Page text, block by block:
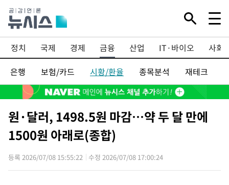
정치 국제 경제 금융 산업 IT·바이오
사회
은행
보험/카드 시황/환율 종목분석 재테크
원·달러, 1498.5원 마감…약 두 달 만에
1500원 아래로(종합)
등록 2026/07/08 15:55:22 수정 2026/07/08 17:00:24